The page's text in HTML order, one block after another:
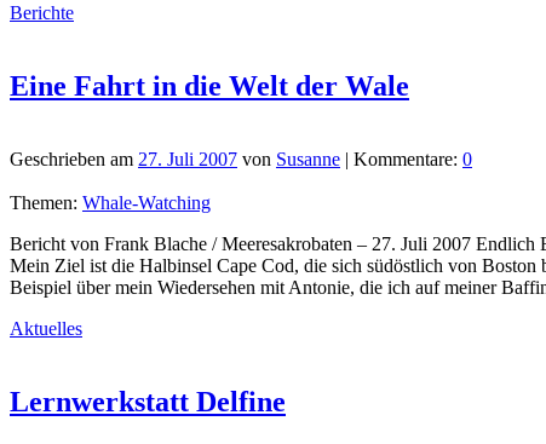
Berichte
Eine Fahrt in die Welt der Wale
Geschrieben am 27. Juli 2007 von Susanne | Kommentare: 0
Themen: Whale-Watching
Bericht von Frank Blache / Meeresakrobaten – 27. Juli 2007 Endlich
Mein Ziel ist die Halbinsel Cape Cod, die sich südöstlich von
Beispiel über mein Wiedersehen mit Antonie, die ich auf meiner
Aktuelles
Lernwerkstatt Delfine